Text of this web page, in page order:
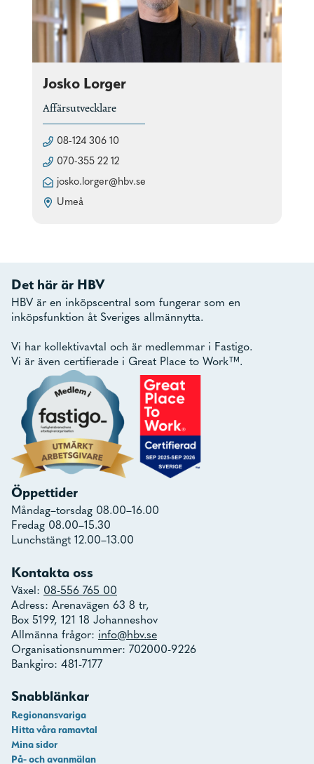
Josko Lorger
Affärsutvecklare
08-124 306 10
070-355 22 12
josko.lorger@hbv.se
Umeå
Det här är HBV
HBV är en inköpscentral som fungerar som en
inköpsfunktion åt Sveriges allmännytta.
Vi har kollektivavtal och är medlemmar i Fastigo.
Vi är även certifierade i Great Place to Work™.
Öppettider
Måndag–torsdag 08.00–16.00
Fredag 08.00–15.30
Lunchstängt 12.00–13.00
Kontakta oss
Växel: 08-556 765 00
Adress: Arenavägen 63 8 tr,
Box 5199, 121 18 Johanneshov
Allmänna frågor: info@hbv.se
Organisationsnummer: 702000-9226
Bankgiro: 481-7177
Snabblänkar
Regionansvariga
Hitta våra ramavtal
Mina sidor
På- och avanmälan